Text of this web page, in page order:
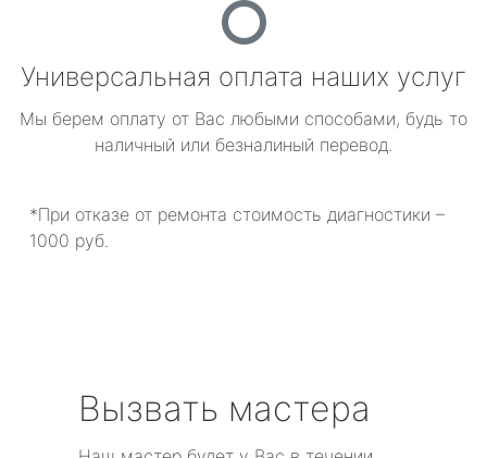
Универсальная оплата наших услуг
Мы берем оплату от Вас любыми способами, будь то
наличный или безналиный перевод.
*При отказе от ремонта стоимость диагностики –
1000 руб.
Вызвать мастера